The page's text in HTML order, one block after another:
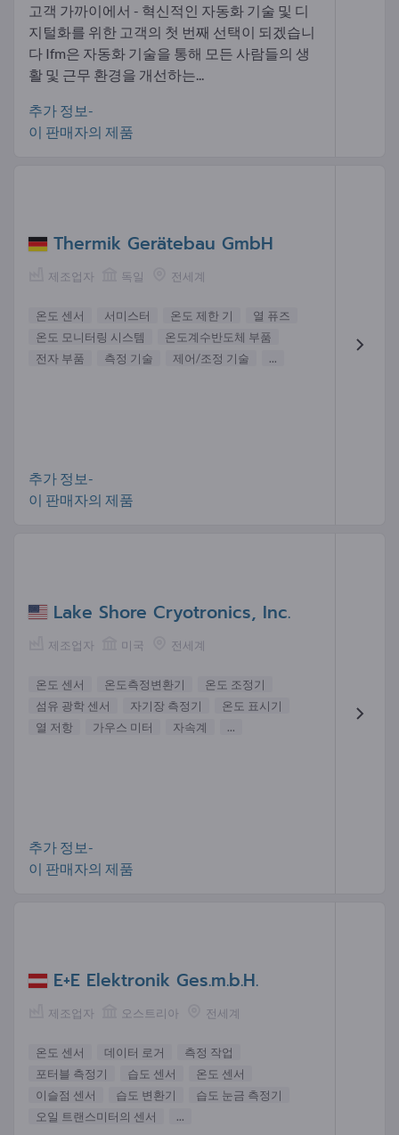
고객 가까이에서 - 혁신적인 자동화 기술 및 디
지털화를 위한 고객의 첫 번째 선택이 되겠습니
다 Ifm은 자동화 기술을 통해 모든 사람들의 생
활 및 근무 환경을 개선하는...
추가 정보-
이 판매자의 제품
Thermik Gerätebau GmbH
제조업자 독일 전세계
온도 센서 서미스터 온도 제한 기
열 퓨즈
온도 모니터링 시스템
온도계수반도체 부품
전자 부품
측정 기술 제어/조정 기술 ...
추가 정보-
이 판매자의 제품
Lake Shore Cryotronics, Inc.
제조업자 미국 전세계
온도 센서 온도측정변환기
온도 조정기
섬유 광학 센서
자기장 측정기
온도 표시기
열 저항
가우스 미터 자속계 ...
추가 정보-
이 판매자의 제품
E+E Elektronik Ges.m.b.H.
제조업자 오스트리아 전세계
온도 센서 데이터 로거
측정 작업
포터블 측정기
습도 센서
온도 센서
이슬점 센서
습도 변환기
습도 눈금 측정기
오일 트랜스미터의 센서
...